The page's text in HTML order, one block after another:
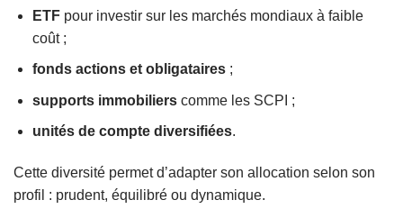
ETFpour investir sur les marchés mondiaux à faible
coût ;
fonds actions et obligataires;
supports immobilierscomme les SCPI ;
unités de compte diversifiées.
Cette diversité permet d’adapter son allocation selon son
profil : prudent, équilibré ou dynamique.